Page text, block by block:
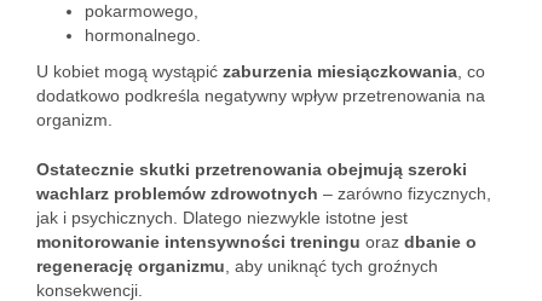
pokarmowego,
hormonalnego.
U kobiet mogą wystąpić zaburzenia miesiączkowania , co
dodatkowo podkreśla negatywny wpływ przetrenowania na
organizm.
Ostatecznie skutki przetrenowania obejmują szeroki
wachlarz problemów zdrowotnych – zarówno fizycznych,
jak i psychicznych. Dlatego niezwykle istotne jest
monitorowanie intensywności treningu oraz dbanie o
regenerację organizmu , aby uniknąć tych groźnych
konsekwencji.